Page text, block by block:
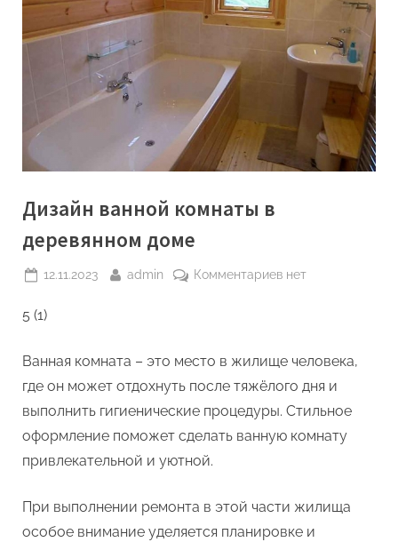
Дизайн ванной комнаты в
деревянном доме
Posted
12.11.2023 By
admin Комментариевк
комнаты
деревянном
доме
нет
5 (1)
Ванная комната – это место в жилище человека,
где он может отдохнуть после тяжёлого дня и
выполнить гигиенические процедуры. Стильное
оформление поможет сделать ванную комнату
привлекательной и уютной.
При выполнении ремонта в этой части жилища
особое внимание уделяется планировке и